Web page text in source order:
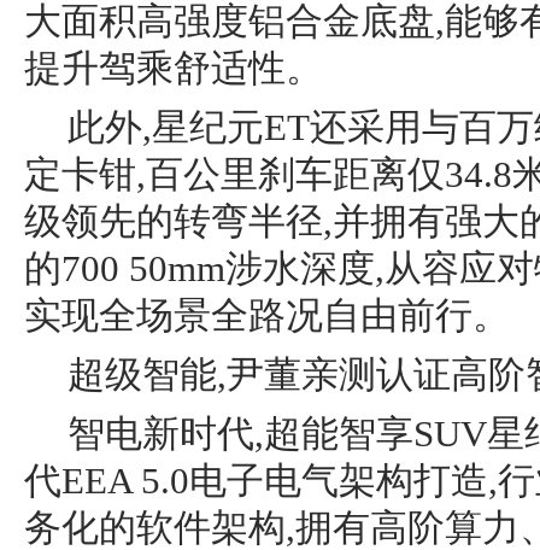
大面积高强度铝合金底盘,能够
提升驾乘舒适性。
此外,星纪元ET还采用与百
定卡钳,百公里刹车距离仅34.8
级领先的转弯半径,并拥有强大
的700 50mm涉水深度,从容应
实现全场景全路况自由前行。
超级智能,尹董亲测认证高阶
智电新时代,超能智享SUV
代EEA 5.0电子电气架构打造,
务化的软件架构,拥有高阶算力